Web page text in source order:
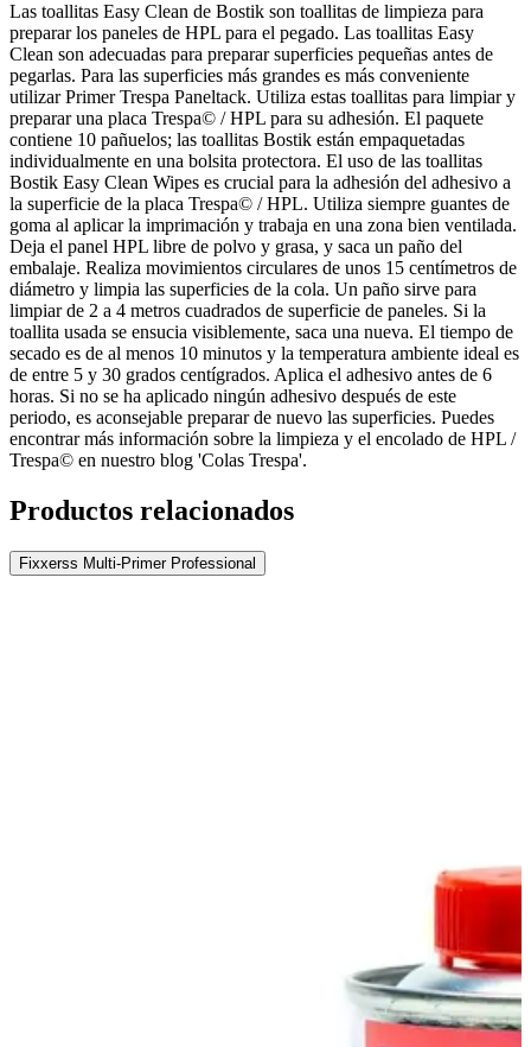
Las toallitas Easy Clean de Bostik son toallitas de limpieza para
preparar los paneles de HPL para el pegado. Las toallitas Easy
Clean son adecuadas para preparar superficies pequeñas antes de
pegarlas. Para las superficies más grandes es más conveniente
utilizar Primer Trespa Paneltack. Utiliza estas toallitas para limpiar y
preparar una placa Trespa© / HPL para su adhesión. El paquete
contiene 10 pañuelos; las toallitas Bostik están empaquetadas
individualmente en una bolsita protectora. El uso de las toallitas
Bostik Easy Clean Wipes es crucial para la adhesión del adhesivo a
la superficie de la placa Trespa© / HPL. Utiliza siempre guantes de
goma al aplicar la imprimación y trabaja en una zona bien ventilada.
Deja el panel HPL libre de polvo y grasa, y saca un paño del
embalaje. Realiza movimientos circulares de unos 15 centímetros de
diámetro y limpia las superficies de la cola. Un paño sirve para
limpiar de 2 a 4 metros cuadrados de superficie de paneles. Si la
toallita usada se ensucia visiblemente, saca una nueva. El tiempo de
secado es de al menos 10 minutos y la temperatura ambiente ideal es
de entre 5 y 30 grados centígrados. Aplica el adhesivo antes de 6
horas. Si no se ha aplicado ningún adhesivo después de este
periodo, es aconsejable preparar de nuevo las superficies. Puedes
encontrar más información sobre la limpieza y el encolado de HPL /
Trespa© en nuestro blog 'Colas Trespa'.
Productos relacionados
Fixxerss Multi-Primer Professional